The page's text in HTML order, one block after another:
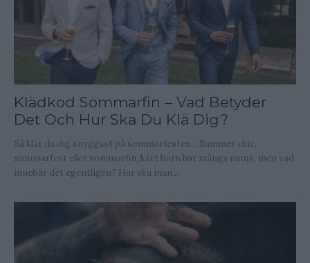
Klädkod Sommarfin – Vad Betyder
Det Och Hur Ska Du Klä Dig?
Så klär du dig snyggast på sommarfesten... Summer chic,
sommarfest eller sommarfin, kärt barn har många namn, men vad
innebär det egentligen? Hur ska man...